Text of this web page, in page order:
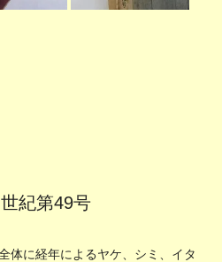
紀第49号
に経年によるヤケ、シミ、イタ